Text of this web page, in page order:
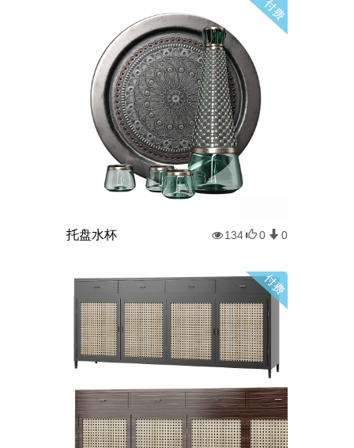
托盘水杯 134 0 0